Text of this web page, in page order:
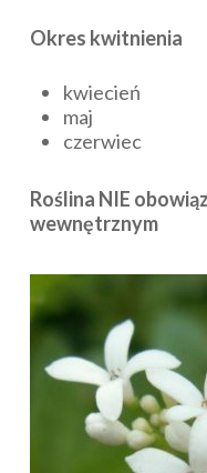
Okres kwitnienia
kwiecień
maj
czerwiec
Roślina NIE
wewnętrznym